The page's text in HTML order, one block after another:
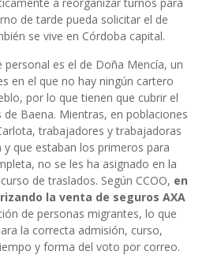
de tarde pueda solicitar el de
se vive en Córdoba capital.
es el de Doña Mencía, un
en el que no hay ningún cartero
por lo que tienen que cubrir el
Baena. Mientras, en poblaciones
trabajadores y trabajadoras
que estaban los primeros para
no se les ha asignado en la
de traslados. Según CCOO, en
la venta de seguros AXA
de personas migrantes, lo que
la correcta admisión, curso,
y forma del voto por correo.